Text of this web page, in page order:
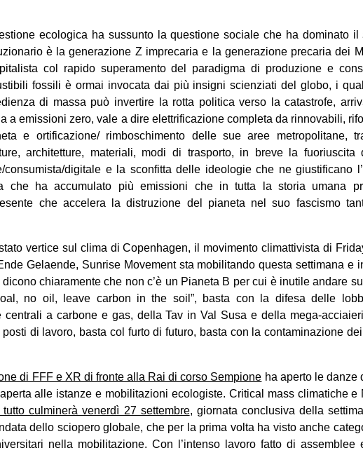
ecologica ha sussunto la questione sociale che ha dominato il
è la generazione Z imprecaria e la generazione precaria dei
col rapido superamento del paradigma di produzione e
fossili è ormai invocata dai più insigni scienziati del globo, i
di massa può invertire la rotta politica verso la catastrofe,
a emissioni zero, vale a dire elettrificazione completa da rinnovabili,
e ortificazione/ rimboschimento delle sue aree metropolitane,
architetture, materiali, modi di trasporto, in breve la fuoriuscita
consumista/digitale e la sconfitta delle ideologie che ne giustificano
che ha accumulato più emissioni che in tutta la storia umana
che accelera la distruzione del pianeta nel suo fascismo
vertice sul clima di Copenhagen, il movimento climattivista di
Gelaende, Sunrise Movement sta mobilitando questa settimana e
chiaramente che non c’è un Pianeta B per cui è inutile andare
no oil, leave carbon in the soil”, basta con la difesa delle
centrali a carbone e gas, della Tav in Val Susa e della mega-
di lavoro, basta col furto di futuro, basta con la contaminazione
di FFF e XR di fronte alla Rai di corso Sempione ha aperto le danze
alle istanze e mobilitazioni ecologiste. Critical mass climatiche e
Il tutto culminerà venerdì 27 settembre, giornata conclusiva della
dello sciopero globale, che per la prima volta ha visto anche
nella mobilitazione. Con l’intenso lavoro fatto di assemblee